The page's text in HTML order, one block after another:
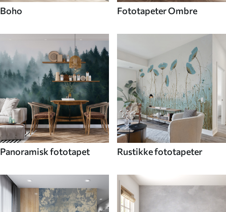
Boho Fototapeter Ombre
Panoramisk fototapet Rustikke fototapeter